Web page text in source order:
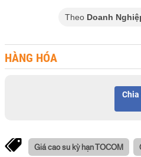
Theo Doanh
HÀNG HÓA
Chia
Giá cao su kỳ hạn TOCOM